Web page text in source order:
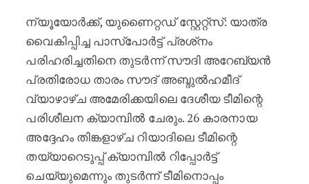
ന്യൂയോർക്ക്, യുണൈറ്റഡ് സ്റ്റേറ്റ്സ്: യാത്ര
വൈകിപ്പിച്ച പാസ്‌പോർട്ട് പ്രശ്‌നം
പരിഹരിച്ചതിനെ തുടർന്ന് സൗദി അറേബ്യൻ
പ്രതിരോധ താരം സൗദ് അബ്ദുൽഹമീദ്
വ്യാഴാഴ്ച അമേരിക്കയിലെ ദേശീയ ടീമിന്റെ
പരിശീലന ക്യാമ്പിൽ ചേരും. 26 കാരനായ
അദ്ദേഹം തിങ്കളാഴ്ച റിയാദിലെ ടീമിന്റെ
തയ്യാറെടുപ്പ് ക്യാമ്പിൽ റിപ്പോർട്ട്
ചെയ്യുമെന്നും തുടർന്ന് ടീമിനൊപ്പം